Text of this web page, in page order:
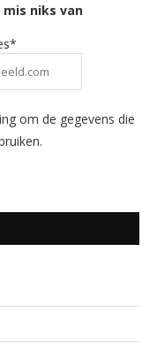
niks van
om de gegevens die